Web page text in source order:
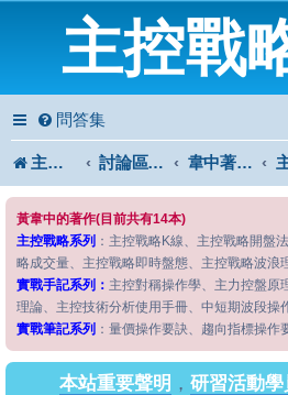
主控戰
問答集
主控戰略中心 討論區首頁 韋中著作問答區
黃韋中的著作(目前共有14本)
主控戰略系列 ：主控戰略K線、主控戰略開盤
略成交量、主控戰略即時盤態、主控戰略波浪
實戰手記系列： 主控對稱操作學、主力控盤原
理論、主控技術分析使用手冊、中短期波段操
實戰筆記系列 ：量價操作要訣、趨向指標操作
本站重要聲明 ， 研習活動